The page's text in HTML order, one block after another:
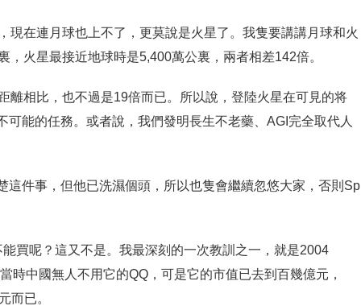
現在連月球也上不了，更莫說是火星了。我隻要講講月球和火
，火星最接近地球時是5,400萬公裏，兩者相差142倍。
離相比，也不過是19倍而已。所以說，登陸火星在可見的将
可能的任務。或者說，我們發明長生不老藥、AGI完全取代人
這件事，但他已洗濕個頭，所以也隻會繼續忽悠大家，否則Sp
買呢？這又不是。我最深刻的一次教訓之一，就是2004
時中國無人不用它的QQ，可是它的市值已去到百幾億元，
而已。